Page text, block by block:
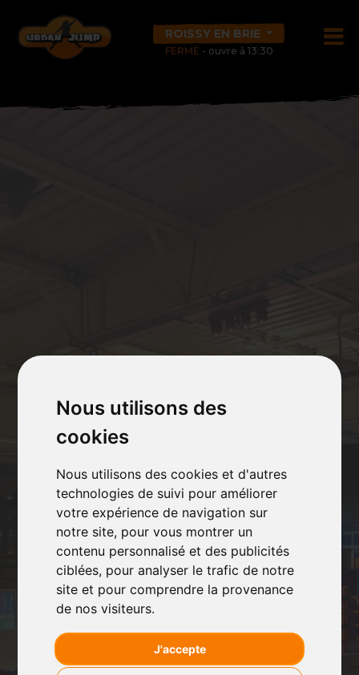
Nous utilisons des
cookies
Nous utilisons des cookies et d'autres
technologies de suivi pour améliorer
votre expérience de navigation sur
notre site, pour vous montrer un
contenu personnalisé et des publicités
ciblées, pour analyser le trafic de notre
site et pour comprendre la provenance
de nos visiteurs.
J'accepte
ROISSY EN BRIE
FERMÉ - ouvre à 13:30